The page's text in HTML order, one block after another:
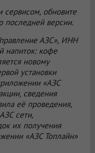
сервисом, обновите
последней версии.
АЗС», ИНН
напиток: кофе
новому
установки
«АЗС
сведения
её проведения,
сети,
их получения
«АЗС Топлайн»